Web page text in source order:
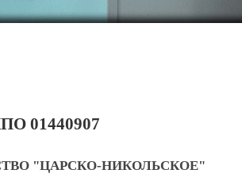
01440907
"ЦАРСКО-НИКОЛЬСКОЕ"